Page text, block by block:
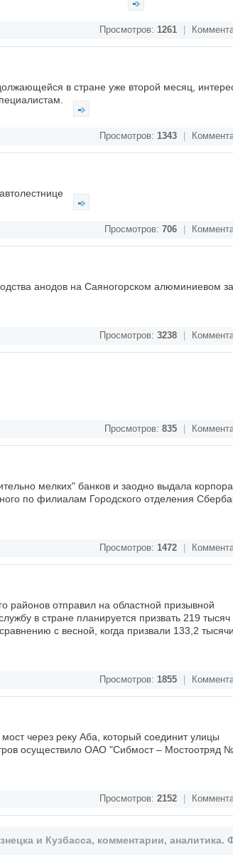
Просмотров: 1261
в стране уже второй месяц,
Просмотров: 1343
Просмотров: 706
анодов на Саяногорском алюминиевом
Просмотров: 3238
Просмотров: 835
мелких" банков и заодно выдала
по филиалам Городского отделения
Просмотров: 1472
районов отправил на областной призывной
в стране планируется призвать 219 тысяч
с весной, когда призвали 133,2 тысячи
Просмотров: 1855
через реку Аба, который соединит улицы
осуществило ОАО "Сибмост – Мостоотряд
Просмотров: 2152
и Кузбасса, комментарии, аналитика.